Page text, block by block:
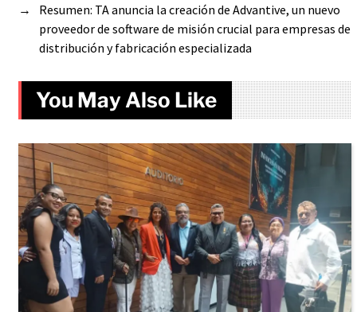
→
Resumen: TA anuncia la creación de Advantive, un nuevo
proveedor de software de misión crucial para empresas de
distribución y fabricación especializada
You May Also Like